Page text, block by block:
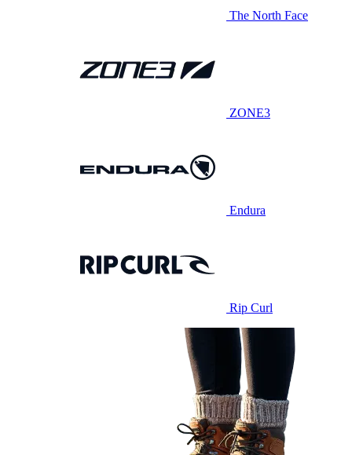
The North Face
ZONE3
Endura
Rip Curl